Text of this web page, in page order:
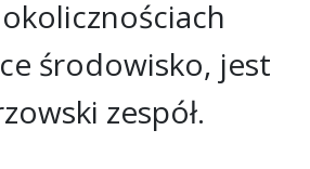
środowisko, jest
zespół.